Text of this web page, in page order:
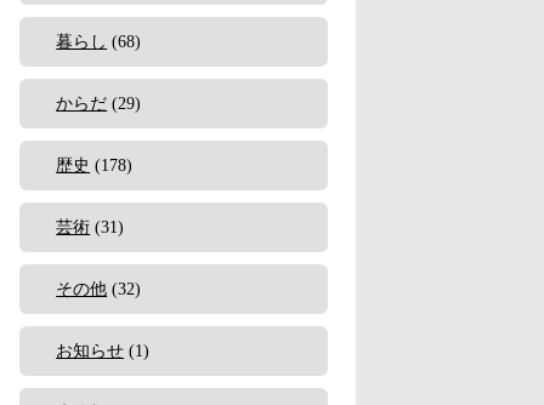
暮らし (68)
からだ (29)
歴史 (178)
芸術 (31)
その他 (32)
お知らせ (1)